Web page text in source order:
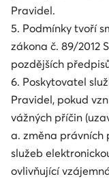
Pravidel.
5. Podmínky tvoří
zákona č. 89/2012
pozdějších
6. Poskytovatel
Pravidel, pokud
vážných příčin
a. změna právních
služeb
ovlivňující